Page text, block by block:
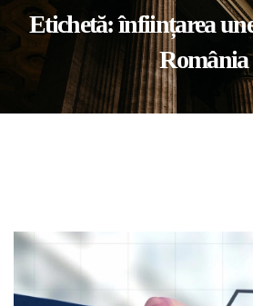
Etichetă:înființarea
România